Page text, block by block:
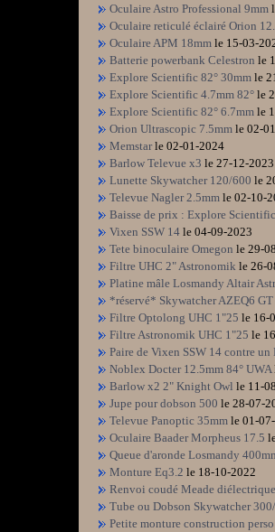
Oculaire Astro Professional 9mm
Oculaire reticulé éclairé Orion
Oculaire APM 18mm le 15-03-
Batterie powerbank Celestronle
Explore Scientific 82° 30mm le
Explore Scientific 4.7mm 82° le
Explore Scientific 82° 6.7mm le
Orion Ultrascopic 7.5mm le 02-
Memstarle 02-01-2024
Barlow Televue x3 le 27-12-2023
Lunette Skywatcher 120/600 le
Televue Nagler 2.5mm le 02-10-
Baisse de prix : Explore
Vixen SSW 14 le 04-09-2023
Tete binoculaire Omegon le 29-
Filtre UHC 2" Astronomikle 26-
Platine mâle Losmandy Altair
*réservé* Skywatcher AZEQ6
Filtre Optolong UHC 1"25 le 16-
Filtre Astronomik UHC 1"25 le
Paire de Vixen SSW 14 contre un
Noblex Docter 12.5mm 84° UWA
Barlow x2 2" Knight Owl le 11-
Jupe pour dobson 500 le 28-07-
Televue Panoptic 35mm le 01-
Oculaire Baader Morpheus 17.5
Queue d'aronde Losmandy
Monture Eq3.2 le 18-10-2022
Renvoi coudé Meade
Tube ou Dobson Skywatcher
Petite monture construction perso